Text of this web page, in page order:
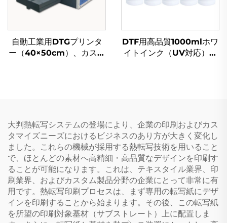
自動工業用DTGプリンタ
ー（40×50cm）、カスタ
DTF用高品質1000mlホワ
イトインク（UV対応）、
大判熱転写システムの登場により、企業の印刷およびカス
タマイズニーズにおけるビジネスのあり方が大きく変化し
ました。これらの機械が採用する熱転写技術を用いること
で、ほとんどの素材へ高精細・高品質なデザインを印刷す
ることが可能になります。これは、テキスタイル業界、印
刷業界、およびカスタム製品分野の企業にとって非常に有
用です。熱転写印刷プロセスは、まず専用の転写紙にデザ
インを印刷することから始まります。その後、この転写紙
を所望の印刷対象基材（サブストレート）上に配置しま